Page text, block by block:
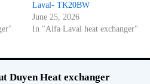
Laval- TK20BW
June 25, 2026
In "Alfa Laval heat exchanger"
Duyen Heat exchanger